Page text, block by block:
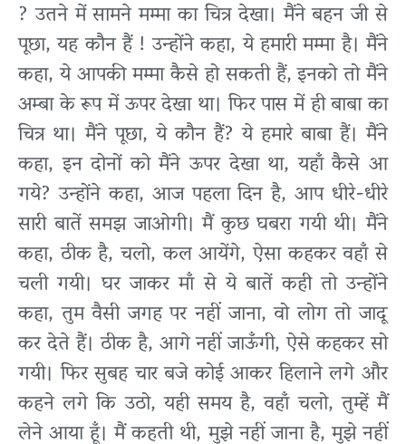
? उतने में सामने मम्मा का चित्र देखा। मैंने बहन जी से
पूछा, यह कौन हैं ! उन्होंने कहा, ये हमारी मम्मा है। मैंने
कहा, ये आपकी मम्मा कैसे हो सकती हैं, इनको तो मैंने
अम्बा के रूप में ऊपर देखा था। फिर पास में ही बाबा का
चित्र था। मैंने पूछा, ये कौन हैं? ये हमारे बाबा हैं। मैंने
कहा, इन दोनों को मैंने ऊपर देखा था, यहाँ कैसे आ
गये? उन्होंने कहा, आज पहला दिन है, आप धीरे-धीरे
सारी बातें समझ जाओगी। मैं कुछ घबरा गयी थी। मैंने
कहा, ठीक है, चलो, कल आयेंगे, ऐसा कहकर वहाँ से
चली गयी। घर जाकर माँ से ये बातें कही तो उन्होंने
कहा, तुम वैसी जगह पर नहीं जाना, वो लोग तो जादू
कर देते हैं। ठीक है, आगे नहीं जाऊँगी, ऐसे कहकर सो
गयी। फिर सुबह चार बजे कोई आकर हिलाने लगे और
कहने लगे कि उठो, यही समय है, वहाँ चलो, तुम्हें मैं
लेने आया हूँ। मैं कहती थी, मुझे नहीं जाना है, मुझे नहीं